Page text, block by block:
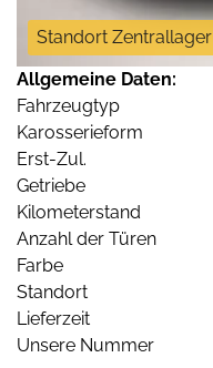
Standort Zentrallager
Allgemeine Daten:
Fahrzeugtyp
Karosserieform
Erst-Zul.
Getriebe
Kilometerstand
Anzahl der Türen
Farbe
Standort
Lieferzeit
Unsere Nummer